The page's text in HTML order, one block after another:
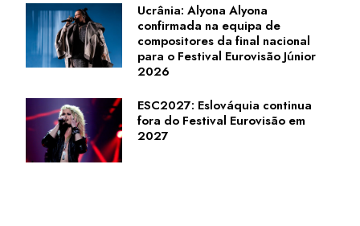
Ucrânia: Alyona Alyona
confirmada na equipa de
compositores da final nacional
para o Festival Eurovisão Júnior
2026
ESC2027: Eslováquia continua
fora do Festival Eurovisão em
2027